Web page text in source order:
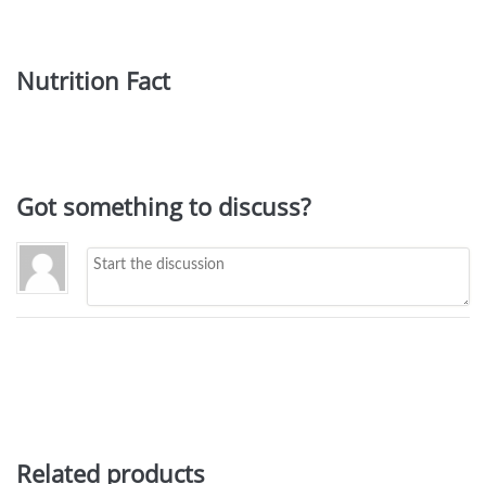
Nutrition Fact
Got something to discuss?
Related products